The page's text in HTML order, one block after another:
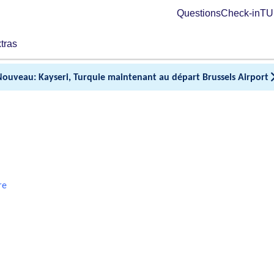
QuestionsCheck-in
Kayseri, Turquie maintenant au départ Brussels Airport